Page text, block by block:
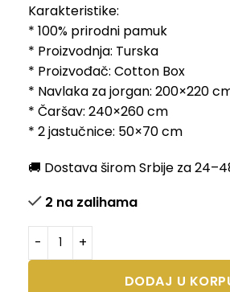
Karakteristike:
* 100% prirodni pamuk
* Proizvodnja: Turska
* Proizvođač: Cotton Box
* Navlaka za jorgan: 200×220
* Čaršav: 240×260 cm
* 2 jastučnice: 50×70 cm
🚚 Dostava širom Srbije za
2 na zalihama
DODAJ U